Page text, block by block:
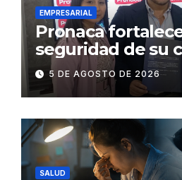
EMPRESARIAL
Pronaca
seguridad de su
suministro con
BASC en dos
5 DE AGOSTO DE 2026
SALUD